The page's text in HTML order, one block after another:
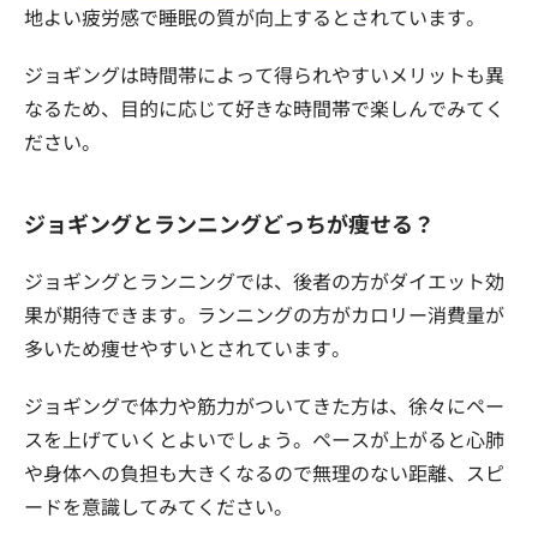
地よい疲労感で睡眠の質が向上するとされています。
ジョギングは時間帯によって得られやすいメリットも異
なるため、目的に応じて好きな時間帯で楽しんでみてく
ださい。
ジョギングとランニングどっちが痩せる？
ジョギングとランニングでは、後者の方がダイエット効
果が期待できます。ランニングの方がカロリー消費量が
多いため痩せやすいとされています。
ジョギングで体力や筋力がついてきた方は、徐々にペー
スを上げていくとよいでしょう。ペースが上がると心肺
や身体への負担も大きくなるので無理のない距離、スピ
ードを意識してみてください。